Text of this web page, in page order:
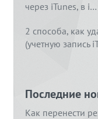
через iTunes, в i…
2 способа, как
(учетную запись
Последние
Как перенести